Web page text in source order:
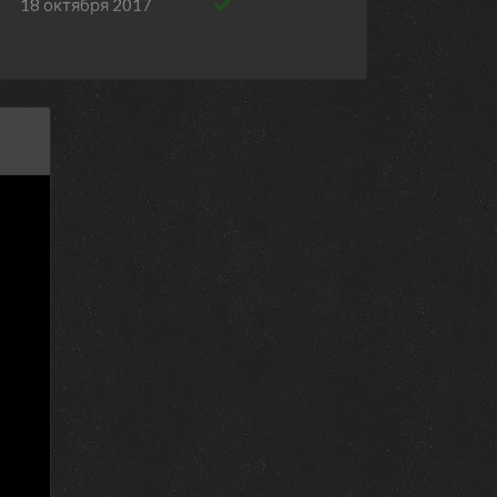
18 октября 2017
18 октября 2017
18 октября 2017
18 октября 2017
10 октября 2016